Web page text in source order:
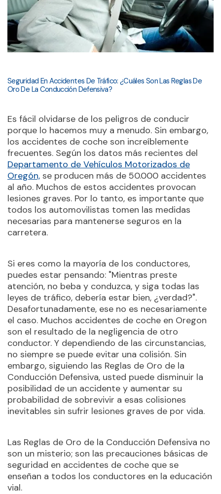
Seguridad En Accidentes De Tráfico: ¿Cuáles Son Las Reglas De
Oro De La Conducción Defensiva?
Es fácil olvidarse de los peligros de conducir
porque lo hacemos muy a menudo. Sin embargo,
los accidentes de coche son increíblemente
frecuentes. Según los datos más recientes del
Departamento de Vehículos Motorizados de
Oregón, se producen más de 50.000 accidentes
al año. Muchos de estos accidentes provocan
lesiones graves. Por lo tanto, es importante que
todos los automovilistas tomen las medidas
necesarias para mantenerse seguros en la
carretera.
Si eres como la mayoría de los conductores,
puedes estar pensando: "Mientras preste
atención, no beba y conduzca, y siga todas las
leyes de tráfico, debería estar bien, ¿verdad?".
Desafortunadamente, ese no es necesariamente
el caso. Muchos accidentes de coche en Oregon
son el resultado de la negligencia de otro
conductor. Y dependiendo de las circunstancias,
no siempre se puede evitar una colisión. Sin
embargo, siguiendo las Reglas de Oro de la
Conducción Defensiva, usted puede disminuir la
posibilidad de un accidente y aumentar su
probabilidad de sobrevivir a esas colisiones
inevitables sin sufrir lesiones graves de por vida.
Las Reglas de Oro de la Conducción Defensiva no
son un misterio; son las precauciones básicas de
seguridad en accidentes de coche que se
enseñan a todos los conductores en la educación
vial.